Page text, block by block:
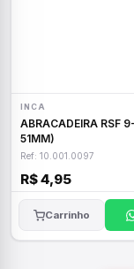
INCA
ABRACADEIRA RSF 9- (38 X
51MM)
Ref: 10.001.0097
R$ 4,95
Carrinho